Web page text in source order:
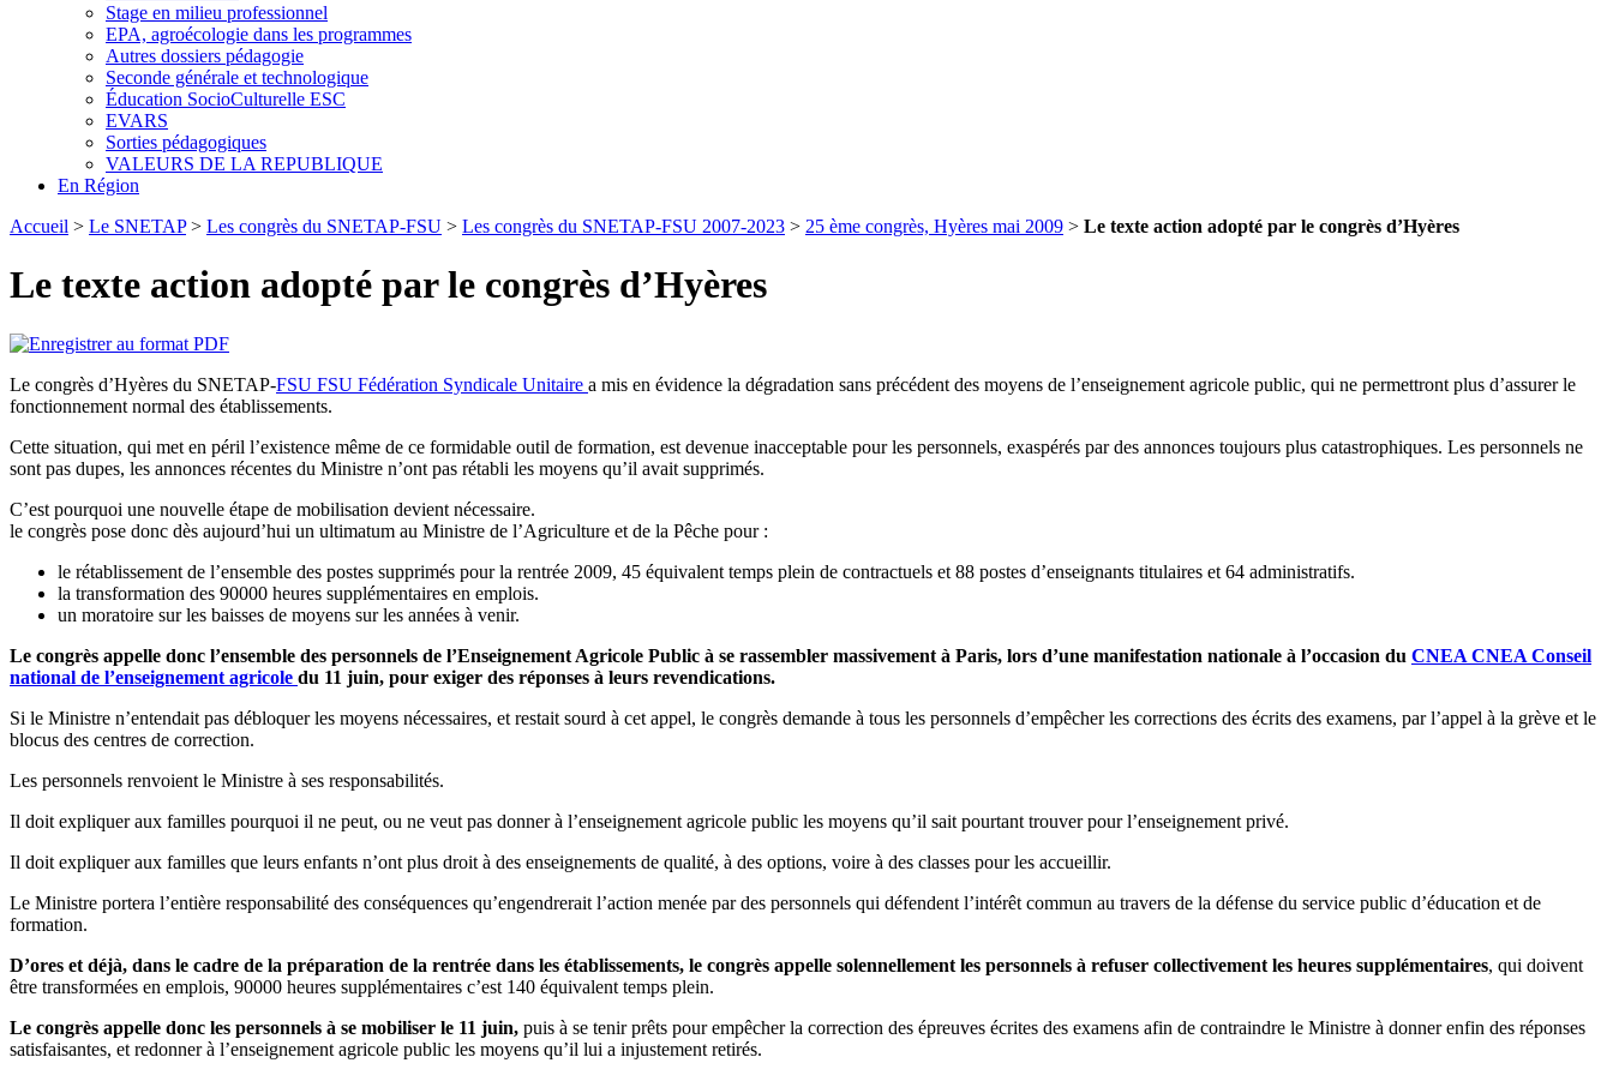
Stage en milieu professionnel
EPA, agroécologie dans les programmes
Autres dossiers pédagogie
Seconde générale et technologique
Éducation SocioCulturelle ESC
EVARS
Sorties pédagogiques
VALEURS DE LA REPUBLIQUE
En Région
Accueil > Le SNETAP> Les congrès du SNETAP-FSU > Les congrès du SNETAP-FSU 2007-2023 > 25 ème congrès, Hyères mai 2009 > Le texte action adopté par le congrès d’Hyères
Le texte action adopté par le congrès d’Hyères
Le congrès d’Hyères du SNETAP-FSU FSU Fédération Syndicale Unitaire a mis en évidence la dégradation sans précédent des moyens de l’enseignement agricole public, qui ne permettront plus d’assurer le
fonctionnement normal des établissements.
Cette situation, qui met en péril l’existence même de ce formidable outil de formation, est devenue inacceptable pour les personnels, exaspérés par des annonces toujours plus catastrophiques. Les personnels ne
sont pas dupes, les annonces récentes du Ministre n’ont pas rétabli les moyens qu’il avait supprimés.
C’est pourquoi une nouvelle étape de mobilisation devient nécessaire.
le congrès pose donc dès aujourd’hui un ultimatum au Ministre de l’Agriculture et de la Pêche pour :
le rétablissement de l’ensemble des postes supprimés pour la rentrée 2009, 45 équivalent temps plein de contractuels et 88 postes d’enseignants titulaires et 64 administratifs.
la transformation des 90000 heures supplémentaires en emplois.
un moratoire sur les baisses de moyens sur les années à venir.
Le congrès appelle donc l’ensemble des personnels de l’Enseignement Agricole Public à se rassembler massivement à Paris, lors d’une manifestation nationale à l’occasion du CNEA CNEA Conseil
national de l’enseignement agricole du 11 juin, pour exiger des réponses à leurs revendications.
Si le Ministre n’entendait pas débloquer les moyens nécessaires, et restait sourd à cet appel, le congrès demande à tous les personnels d’empêcher les corrections des écrits des examens, par l’appel à la grève et le
blocus des centres de correction.
Les personnels renvoient le Ministre à ses responsabilités.
Il doit expliquer aux familles pourquoi il ne peut, ou ne veut pas donner à l’enseignement agricole public les moyens qu’il sait pourtant trouver pour l’enseignement privé.
Il doit expliquer aux familles que leurs enfants n’ont plus droit à des enseignements de qualité, à des options, voire à des classes pour les accueillir.
Le Ministre portera l’entière responsabilité des conséquences qu’engendrerait l’action menée par des personnels qui défendent l’intérêt commun au travers de la défense du service public d’éducation et de
formation.
D’ores et déjà, dans le cadre de la préparation de la rentrée dans les établissements, le congrès appelle solennellement les personnels à refuser collectivement les heures supplémentaires, qui doivent
être transformées en emplois, 90000 heures supplémentaires c’est 140 équivalent temps plein.
Le congrès appelle donc les personnels à se mobiliser le 11 juin, puis à se tenir prêts pour empêcher la correction des épreuves écrites des examens afin de contraindre le Ministre à donner enfin des réponses
satisfaisantes, et redonner à l’enseignement agricole public les moyens qu’il lui a injustement retirés.